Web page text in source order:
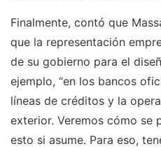
Finalmente, contó que
que la representación
de su gobierno para el
ejemplo, “en los bancos
líneas de créditos y la
exterior. Veremos cómo se
esto si asume. Para eso,